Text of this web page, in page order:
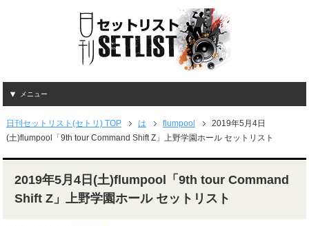
メニュー
日刊セットリスト(セトリ) TOP は flumpool
2019年5月4日
(土)flumpool「9th tour Command Shift Z」上野学園ホール セットリスト
2019年5月4日(土)flumpool「9th tour Command
Shift Z」上野学園ホール セットリスト